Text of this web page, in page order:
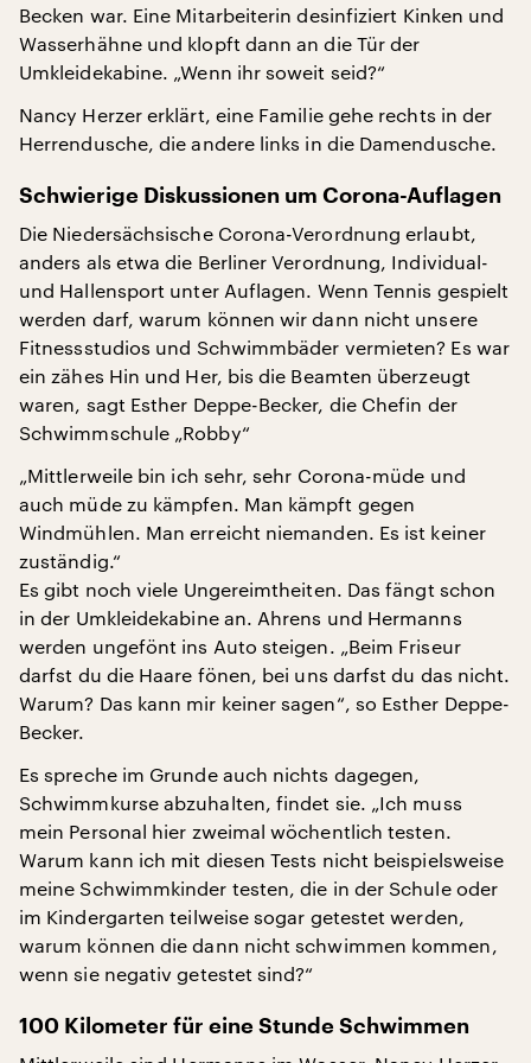
Becken war. Eine Mitarbeiterin desinfiziert Kinken und
Wasserhähne und klopft dann an die Tür der
Umkleidekabine. „Wenn ihr soweit seid?“
Nancy Herzer erklärt, eine Familie gehe rechts in der
Herrendusche, die andere links in die Damendusche.
Schwierige Diskussionen um Corona-Auflagen
Die Niedersächsische Corona-Verordnung erlaubt,
anders als etwa die Berliner Verordnung, Individual-
und Hallensport unter Auflagen. Wenn Tennis gespielt
werden darf, warum können wir dann nicht unsere
Fitnessstudios und Schwimmbäder vermieten? Es war
ein zähes Hin und Her, bis die Beamten überzeugt
waren, sagt Esther Deppe-Becker, die Chefin der
Schwimmschule „Robby“
„Mittlerweile bin ich sehr, sehr Corona-müde und
auch müde zu kämpfen. Man kämpft gegen
Windmühlen. Man erreicht niemanden. Es ist keiner
zuständig.“
Es gibt noch viele Ungereimtheiten. Das fängt schon
in der Umkleidekabine an. Ahrens und Hermanns
werden ungefönt ins Auto steigen. „Beim Friseur
darfst du die Haare fönen, bei uns darfst du das nicht.
Warum? Das kann mir keiner sagen“, so Esther Deppe-
Becker.
Es spreche im Grunde auch nichts dagegen,
Schwimmkurse abzuhalten, findet sie. „Ich muss
mein Personal hier zweimal wöchentlich testen.
Warum kann ich mit diesen Tests nicht beispielsweise
meine Schwimmkinder testen, die in der Schule oder
im Kindergarten teilweise sogar getestet werden,
warum können die dann nicht schwimmen kommen,
wenn sie negativ getestet sind?“
100 Kilometer für eine Stunde Schwimmen